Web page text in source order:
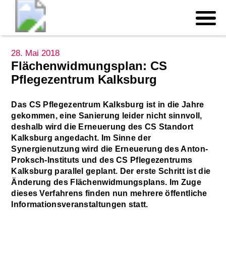
28. Mai 2018
Flächenwidmungsplan: CS
Pflegezentrum Kalksburg
Das CS Pflegezentrum Kalksburg ist in die Jahre
gekommen, eine Sanierung leider nicht sinnvoll,
deshalb wird die Erneuerung des CS Standort
Kalksburg angedacht. Im Sinne der
Synergienutzung wird die Erneuerung des Anton-
Proksch-Instituts und des CS Pflegezentrums
Kalksburg parallel geplant. Der erste Schritt ist die
Änderung des Flächenwidmungsplans. Im Zuge
dieses Verfahrens finden nun mehrere öffentliche
Informationsveranstaltungen statt.